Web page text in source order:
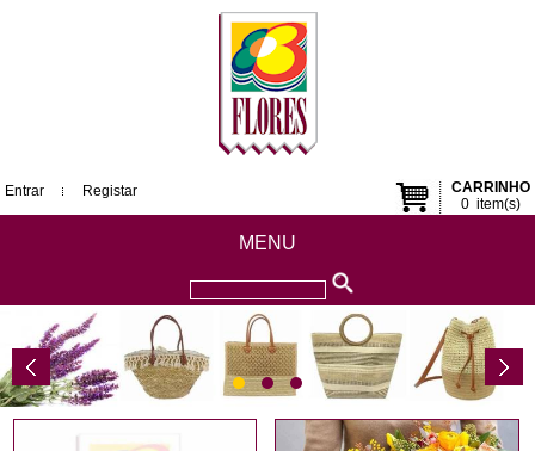
CARRINHO
0item(s)
Entrar Registar
MENU